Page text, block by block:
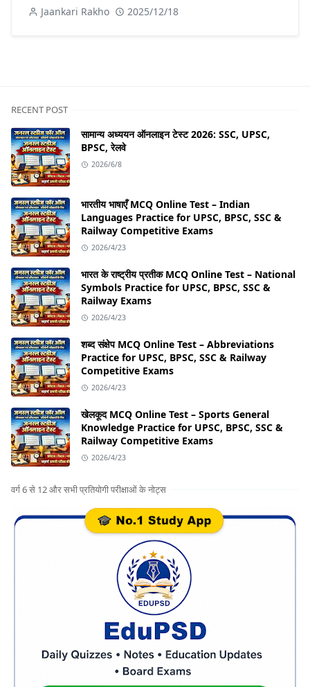
Jaankari Rakho 2025/12/18
RECENT POST
सामान्य अध्ययन ऑनलाइन टेस्ट 2026: SSC, UPSC,
BPSC, रेलवे
2026/6/8
भारतीय भाषाएँ MCQ Online Test – Indian
Languages Practice for UPSC, BPSC, SSC &
Railway Competitive Exams
2026/4/23
भारत के राष्ट्रीय प्रतीक MCQ Online Test – National
Symbols Practice for UPSC, BPSC, SSC &
Railway Exams
2026/4/23
शब्द संक्षेप MCQ Online Test – Abbreviations
Practice for UPSC, BPSC, SSC & Railway
Competitive Exams
2026/4/23
खेलकूद MCQ Online Test – Sports General
Knowledge Practice for UPSC, BPSC, SSC &
Railway Competitive Exams
2026/4/23
वर्ग 6 से 12 और सभी प्रतियोगी परीक्षाओं के नोट्स